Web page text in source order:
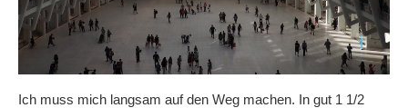
Ich muss mich langsam auf den Weg machen. In gut 1 1/2